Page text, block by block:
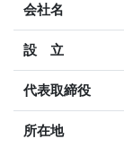
会社名
設 立
代表取締役
所在地